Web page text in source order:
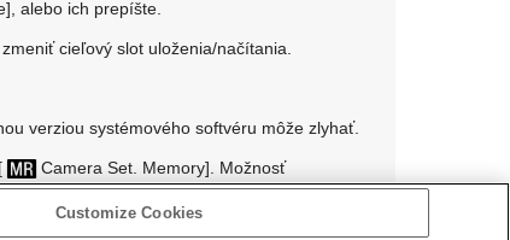
, alebo ich prepíšte.
cieľový slot uloženia/načítania.
verziou systémového softvéru môže zlyhať.
[ Camera Set. Memory] . Možnosť
nastaví na 1/2/3 (
Recall Camera
inej polohy ako 1/2/3.
Customize Cookies